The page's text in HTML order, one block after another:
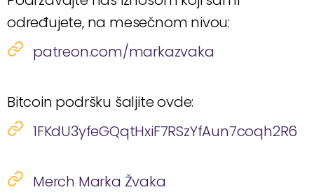
određujete, na mesečnom nivou:
patreon.com/markazvaka
Bitcoin podršku šaljite ovde:
1FKdU3yfeGQqtHxiF7RSzYfAun7coqh2R6
Merch Marka Žvaka